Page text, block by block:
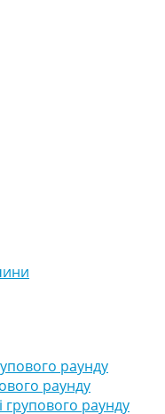
раунду
раунду
групового раунду